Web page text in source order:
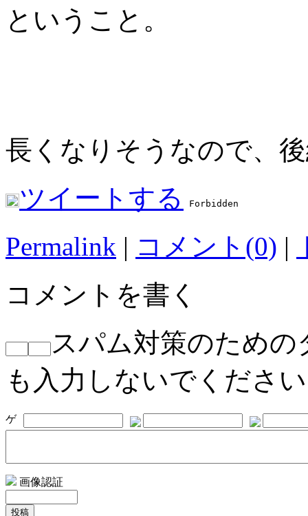
ということ。
長くなりそうなので、
ツイートする
Permalink | コメント(0) |
コメントを書く
スパム対策のため
も入力しないでください
画像認証